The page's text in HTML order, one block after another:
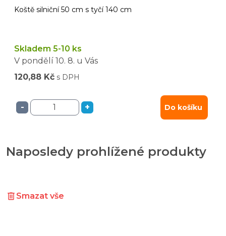
Koště silniční 50 cm s tyčí 140 cm
Skladem 5-10 ks
V pondělí 10. 8. u Vás
120,88 Kč s DPH
- + Do košíku
Naposledy prohlížené produkty
Smazat vše